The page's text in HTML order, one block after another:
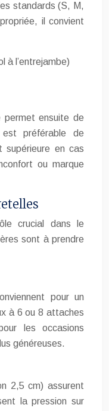
standards (S, M,
il convient
à l’entrejambe)
permet ensuite de
préférable de
supérieure en cas
ou marque
crucial dans le
sont à prendre
pour un
à 6 ou 8 attaches
les occasions
généreuses.
2,5 cm) assurent
la pression sur